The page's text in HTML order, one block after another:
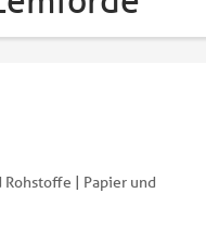
| Papier und